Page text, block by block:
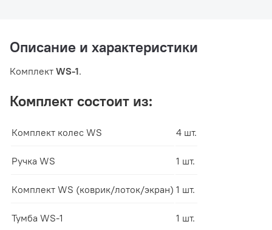
Описание и характеристики
Комплект WS-1.
Комплект состоит из:
Комплект колес WS 4 шт.
Ручка WS 1 шт.
Комплект WS (коврик/лоток/экран) 1 шт.
Тумба WS-1 1 шт.